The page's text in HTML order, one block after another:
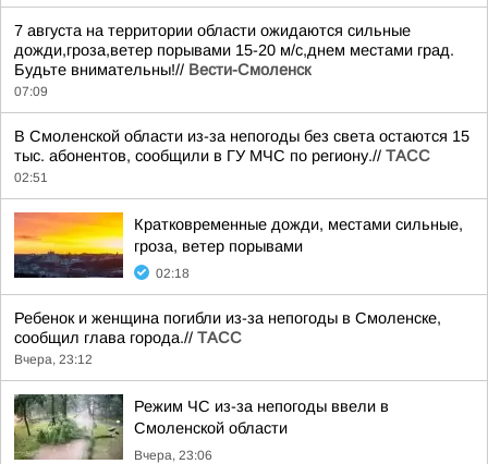
7 августа на территории области ожидаются сильные
дожди,гроза,ветер порывами 15-20 м/с,днем местами град.
Будьте внимательны!// Вести-Смоленск
07:09
В Смоленской области из-за непогоды без света остаются 15
тыс. абонентов, сообщили в ГУ МЧС по региону.// ТАСС
02:51
Кратковременные дожди, местами сильные,
гроза, ветер порывами
02:18
Ребенок и женщина погибли из-за непогоды в Смоленске,
сообщил глава города.// ТАСС
Вчера, 23:12
Режим ЧС из-за непогоды ввели в
Смоленской области
Вчера, 23:06